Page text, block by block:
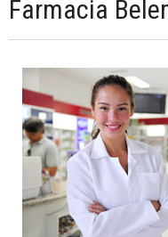
Farmacia